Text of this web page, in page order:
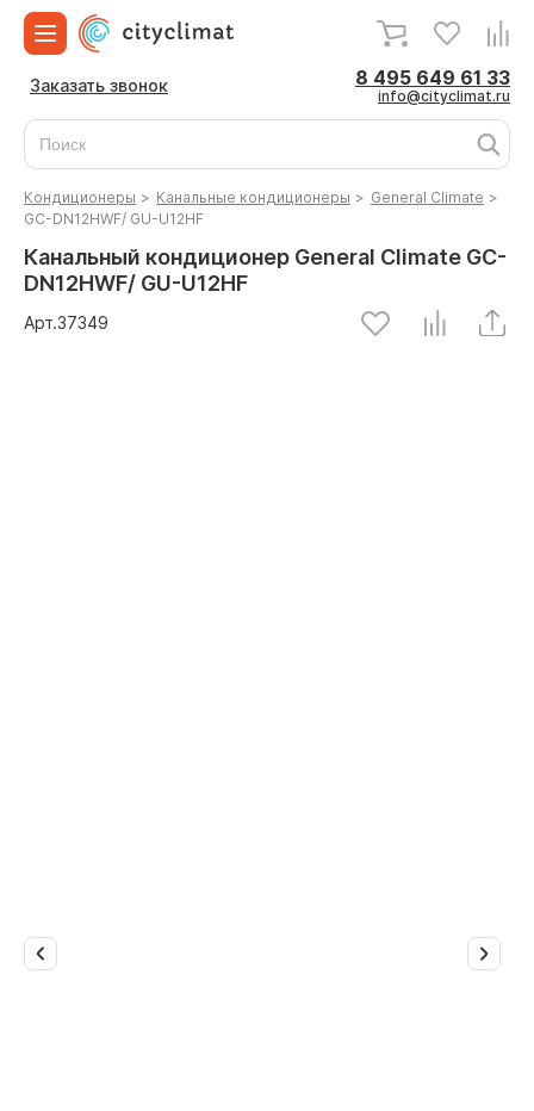
Заказать звонок 8 495 649 61 33
info@cityclimat.ru
Кондиционеры > Канальные кондиционеры > General Climate >
GC-DN12HWF/ GU-U12HF
Канальный кондиционер General Climate GC-
DN12HWF/ GU-U12HF
Арт.37349